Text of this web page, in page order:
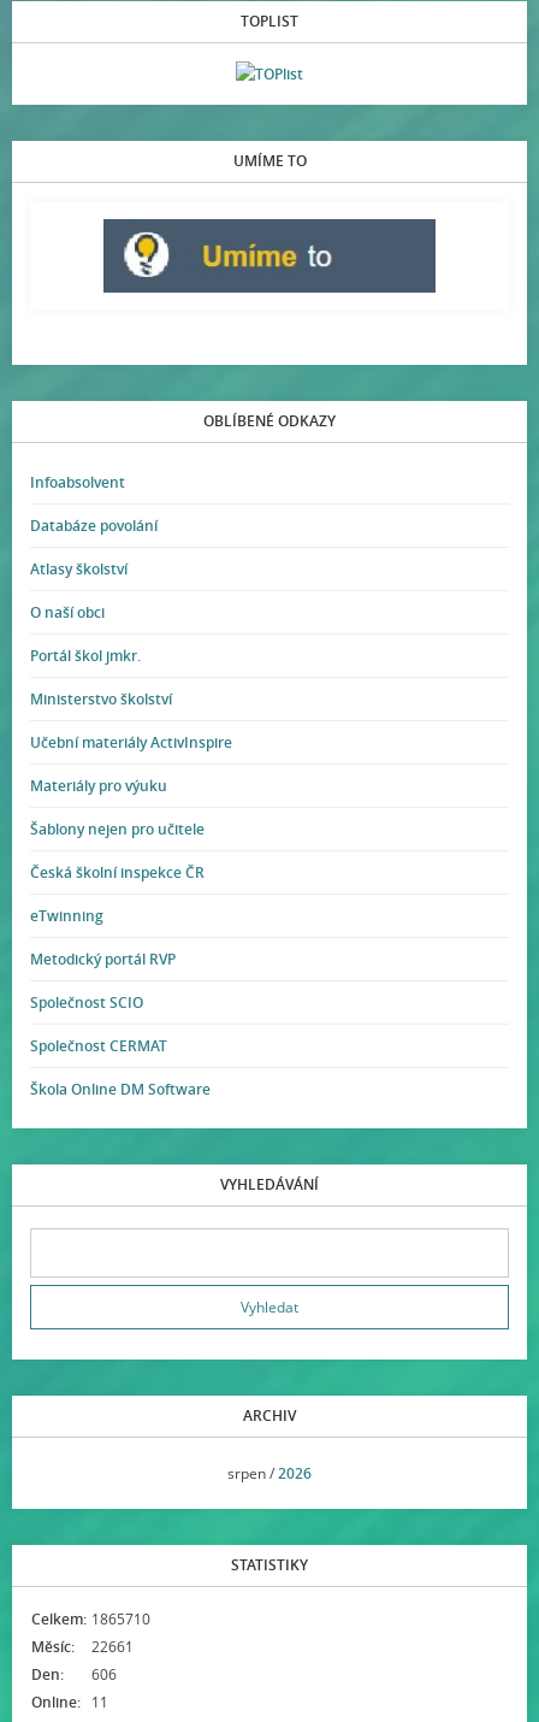
TOPLIST
UMÍME TO
OBLÍBENÉ ODKAZY
Infoabsolvent
Databáze povolání
Atlasy školství
O naší obci
Portál škol jmkr.
Ministerstvo školství
Učební materiály ActivInspire
Materiály pro výuku
Šablony nejen pro učitele
Česká školní inspekce ČR
eTwinning
Metodický portál RVP
Společnost SCIO
Společnost CERMAT
Škola Online DM Software
VYHLEDÁVÁNÍ
ARCHIV
srpen /2026
STATISTIKY
Online: 11
Celkem: 1865710
Měsíc:
22661
Den:
606